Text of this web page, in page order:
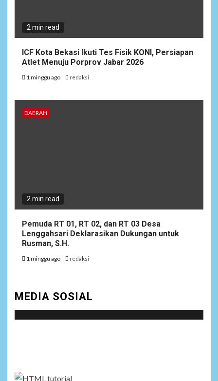
2 min read
ICF Kota Bekasi Ikuti Tes Fisik KONI, Persiapan
Atlet Menuju Porprov Jabar 2026
1 minggu ago redaksi
DAERAH
2 min read
Pemuda RT 01, RT 02, dan RT 03 Desa
Lenggahsari Deklarasikan Dukungan untuk
Rusman, S.H.
1 minggu ago redaksi
MEDIA SOSIAL